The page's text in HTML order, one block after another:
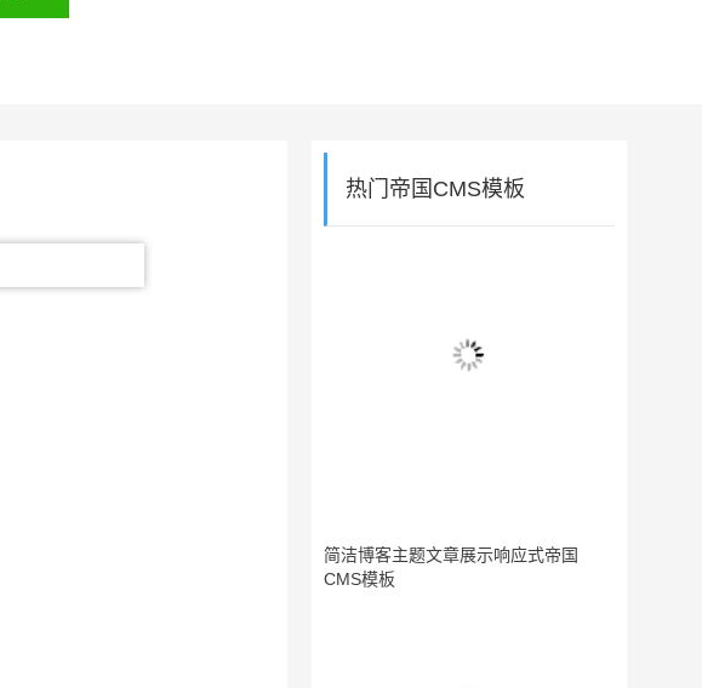
热门帝国CMS模板
简洁博客主题文章展示响应式帝国
CMS模板